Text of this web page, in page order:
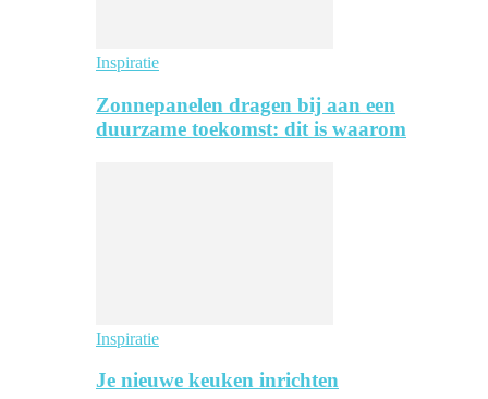
Inspiratie
Zonnepanelen dragen bij aan een
duurzame toekomst: dit is waarom
Inspiratie
Je nieuwe keuken inrichten